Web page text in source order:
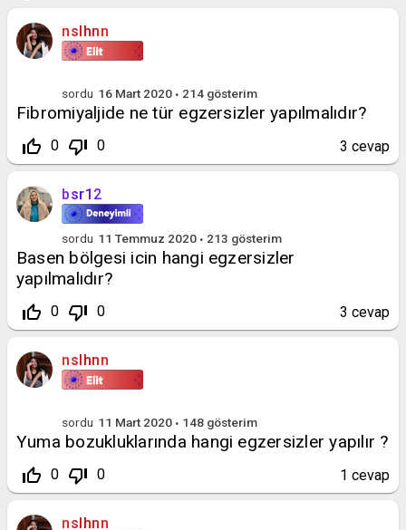
nslhnn
sordu 16 Mart 2020 214 gösterim
Fibromiyaljide ne tür egzersizler yapılmalıdır?
thumb_up_off_alt 0 thumb_down_off_alt 0 3 cevap
bsr12
sordu 11 Temmuz 2020 213 gösterim
Basen bölgesi icin hangi egzersizler
yapılmalıdır?
thumb_up_off_alt 0 thumb_down_off_alt 0 3 cevap
nslhnn
sordu 11 Mart 2020 148 gösterim
Yuma bozukluklarında hangi egzersizler yapılır ?
thumb_up_off_alt 0 thumb_down_off_alt 0 1 cevap
nslhnn